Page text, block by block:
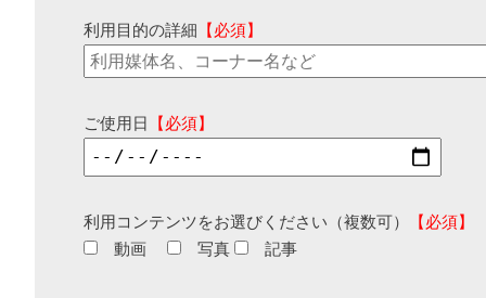
利用目的の詳細 【必須】
ご使用日 【必須】
利用コンテンツをお選びください（複数可）
【必須】
動画
写真 記事